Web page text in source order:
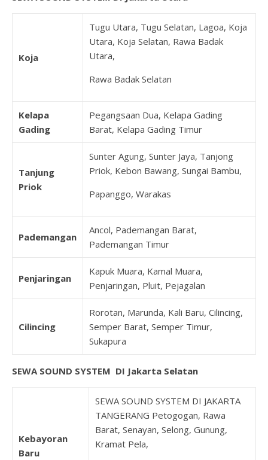
Koja
Tugu Utara, Tugu Selatan, Lagoa, Koja
Utara, Koja Selatan, Rawa Badak
Utara,
Rawa Badak Selatan
Kelapa
Gading
Pegangsaan Dua, Kelapa Gading
Barat, Kelapa Gading Timur
Tanjung
Priok
Sunter Agung, Sunter Jaya, Tanjong
Priok, Kebon Bawang, Sungai Bambu,
Papanggo, Warakas
Pademangan
Ancol, Pademangan Barat,
Pademangan Timur
Penjaringan
Kapuk Muara, Kamal Muara,
Penjaringan, Pluit, Pejagalan
Cilincing
Rorotan, Marunda, Kali Baru, Cilincing,
Semper Barat, Semper Timur,
Sukapura
SEWA SOUND SYSTEM DI Jakarta Selatan
Kebayoran
Baru
SEWA SOUND SYSTEM DI JAKARTA
TANGERANG Petogogan, Rawa
Barat, Senayan, Selong, Gunung,
Kramat Pela,